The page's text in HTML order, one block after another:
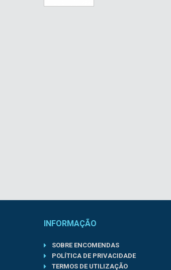
INFORMAÇÃO
SOBRE ENCOMENDAS
POLÍTICA DE PRIVACIDADE
TERMOS DE UTILIZAÇÃO